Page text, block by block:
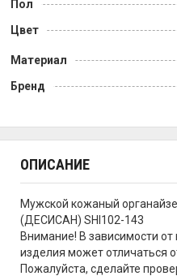
Пол
Цвет
Материал
Бренд
ОПИСАНИЕ
Мужской кожаный
(ДЕСИСАН) SHI102-143
Внимание! В зависимости от
изделия может отличаться
Пожалуйста, сделайте